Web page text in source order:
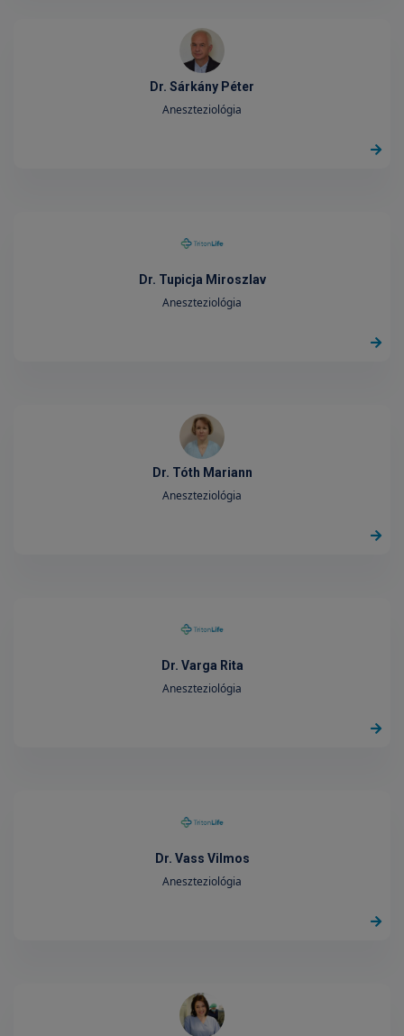
Dr. Sárkány Péter
Aneszteziológia
Dr. Tupicja Miroszlav
Aneszteziológia
Dr. Tóth Mariann
Aneszteziológia
Dr. Varga Rita
Aneszteziológia
Dr. Vass Vilmos
Aneszteziológia